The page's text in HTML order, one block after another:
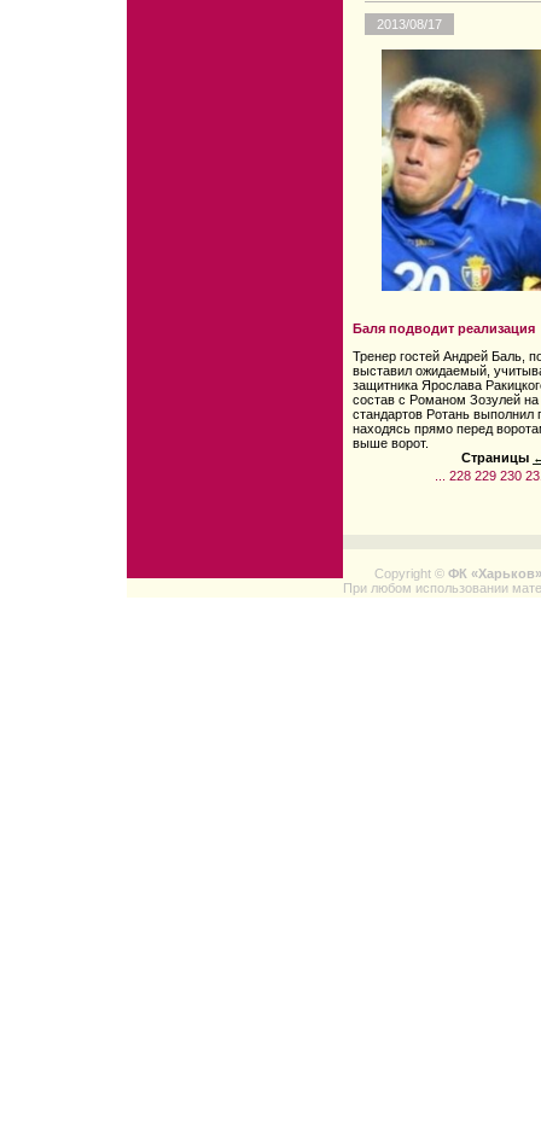
2013/08/17
Баля подводит реализация
Тренер гостей Андрей Баль,
выставил ожидаемый,
защитника Ярослава
состав с Романом Зозулей
стандартов Ротань выполнил
находясь прямо перед
выше ворот.
Страницы
228 229 230
Copyright © ФК «Харьков»
При любом использовании